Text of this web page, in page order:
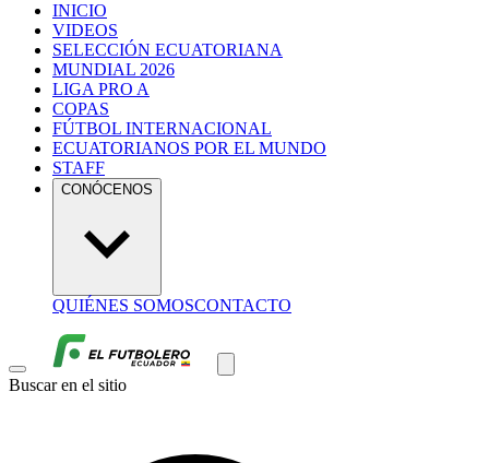
INICIO
VIDEOS
SELECCIÓN ECUATORIANA
MUNDIAL 2026
LIGA PRO A
COPAS
FÚTBOL INTERNACIONAL
ECUATORIANOS POR EL MUNDO
STAFF
CONÓCENOS
QUIÉNES SOMOSCONTACTO
Buscar en el sitio